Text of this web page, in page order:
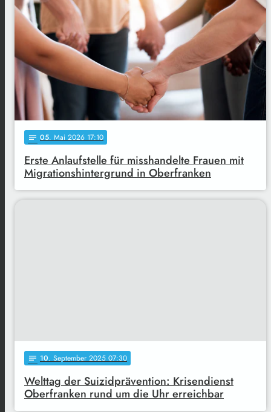
notes 05. Mai 2026 17:10
Erste Anlaufstelle für misshandelte Frauen mit
Migrationshintergrund in Oberfranken
notes 10. September 2025 07:30
Welttag der Suizidprävention: Krisendienst
Oberfranken rund um die Uhr erreichbar